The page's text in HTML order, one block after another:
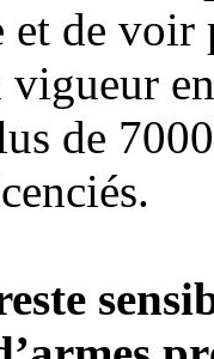
et de
vigueur
de